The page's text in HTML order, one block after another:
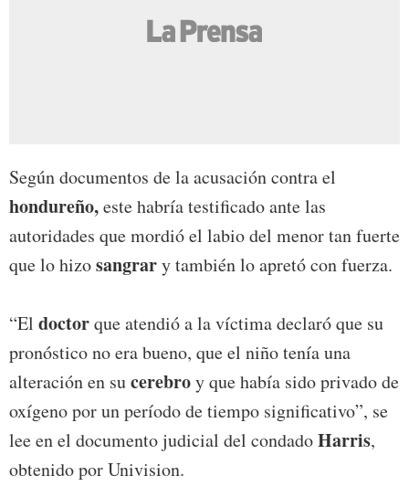
Según documentos de la acusación contra el
hondureño,este habría testificado ante las
autoridades que mordió el labio del menor tan fuerte
que lo hizosangrary también lo apretó con fuerza.
“El doctorque atendió a la víctima declaró que su
pronóstico no era bueno, que el niño tenía una
alteración en sucerebroy que había sido privado de
oxígeno por un período de tiempo significativo”, se
lee en el documento judicial del condadoHarris,
obtenido por Univision.